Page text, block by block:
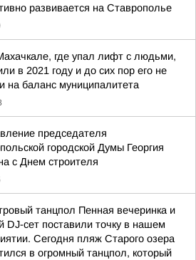
развивается на Ставрополье
где упал лифт с людьми,
в 2021 году и до сих пор его не
на баланс муниципалитета
председателя
городской Думы Георгия
с Днем строителя
танцпол Пенная вечеринка и
DJ-сет поставили точку в нашем
Сегодня пляж Старого озера
в огромный танцпол, который